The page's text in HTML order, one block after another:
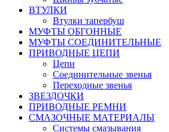
ВТУЛКИ
Втулки тапербуш
МУФТЫ ОБГОННЫЕ
МУФТЫ СОЕДИНИТЕЛЬНЫЕ
ПРИВОДНЫЕ ЦЕПИ
Цепи
Соединительные звенья
Переходные звенья
ЗВЕЗДОЧКИ
ПРИВОДНЫЕ РЕМНИ
СМАЗОЧНЫЕ МАТЕРИАЛЫ
Системы смазывания